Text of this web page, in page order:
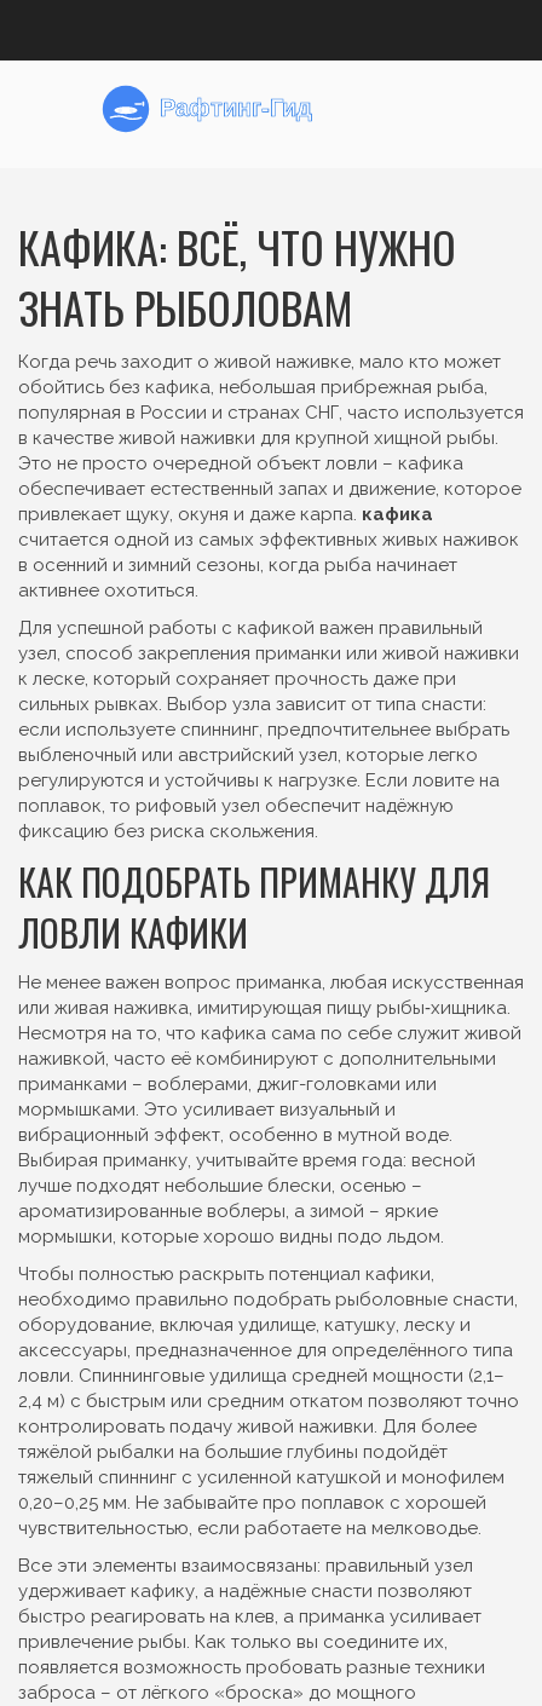
КАФИКА: ВСЁ, ЧТО НУЖНО
ЗНАТЬ РЫБОЛОВАМ
Когда речь заходит о живой наживке, мало кто может
обойтись без кафика, небольшая прибрежная рыба,
популярная в России и странах СНГ, часто используется
в качестве живой наживки для крупной хищной рыбы.
Это не просто очередной объект ловли – кафика
обеспечивает естественный запах и движение, которое
привлекает щуку, окуня и даже карпа. кафика
считается одной из самых эффективных живых наживок
в осенний и зимний сезоны, когда рыба начинает
активнее охотиться.
Для успешной работы с кафикой важен правильный
узел, способ закрепления приманки или живой наживки
к леске, который сохраняет прочность даже при
сильных рывках. Выбор узла зависит от типа снасти:
если используете спиннинг, предпочтительнее выбрать
выбленочный или австрийский узел, которые легко
регулируются и устойчивы к нагрузке. Если ловите на
поплавок, то рифовый узел обеспечит надёжную
фиксацию без риска скольжения.
КАК ПОДОБРАТЬ ПРИМАНКУ ДЛЯ
ЛОВЛИ КАФИКИ
Не менее важен вопрос приманка, любая искусственная
или живая наживка, имитирующая пищу рыбы‑хищника.
Несмотря на то, что кафика сама по себе служит живой
наживкой, часто её комбинируют с дополнительными
приманками – воблерами, джиг-головками или
мормышками. Это усиливает визуальный и
вибрационный эффект, особенно в мутной воде.
Выбирая приманку, учитывайте время года: весной
лучше подходят небольшие блески, осенью –
ароматизированные воблеры, а зимой – яркие
мормышки, которые хорошо видны подо льдом.
Чтобы полностью раскрыть потенциал кафики,
необходимо правильно подобрать рыболовные снасти,
оборудование, включая удилище, катушку, леску и
аксессуары, предназначенное для определённого типа
ловли. Спиннинговые удилища средней мощности (2,1–
2,4 м) с быстрым или средним откатом позволяют точно
контролировать подачу живой наживки. Для более
тяжёлой рыбалки на большие глубины подойдёт
тяжелый спиннинг с усиленной катушкой и монофилем
0,20–0,25 мм. Не забывайте про поплавок с хорошей
чувствительностью, если работаете на мелководье.
Все эти элементы взаимосвязаны: правильный узел
удерживает кафику, а надёжные снасти позволяют
быстро реагировать на клев, а приманка усиливает
привлечение рыбы. Как только вы соедините их,
появляется возможность пробовать разные техники
заброса – от лёгкого «броска» до мощного